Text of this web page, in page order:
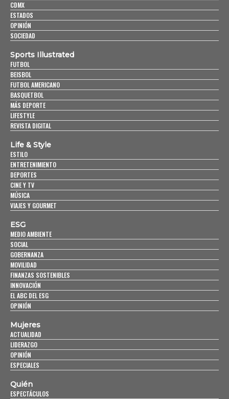
CDMX
ESTADOS
OPINIÓN
SOCIEDAD
Sports Illustrated
FUTBOL
BEISBOL
FUTBOL AMERICANO
BASQUETBOL
MÁS DEPORTE
LIFESTYLE
REVISTA DIGITAL
Life & Style
ESTILO
ENTRETENIMIENTO
DEPORTES
CINE Y TV
MÚSICA
VIAJES Y GOURMET
ESG
MEDIO AMBIENTE
SOCIAL
GOBERNANZA
MOVILIDAD
FINANZAS SOSTENIBLES
INNOVACIÓN
EL ABC DEL ESG
OPINIÓN
Mujeres
ACTUALIDAD
LIDERAZGO
OPINIÓN
ESPECIALES
Quién
ESPECTÁCULOS